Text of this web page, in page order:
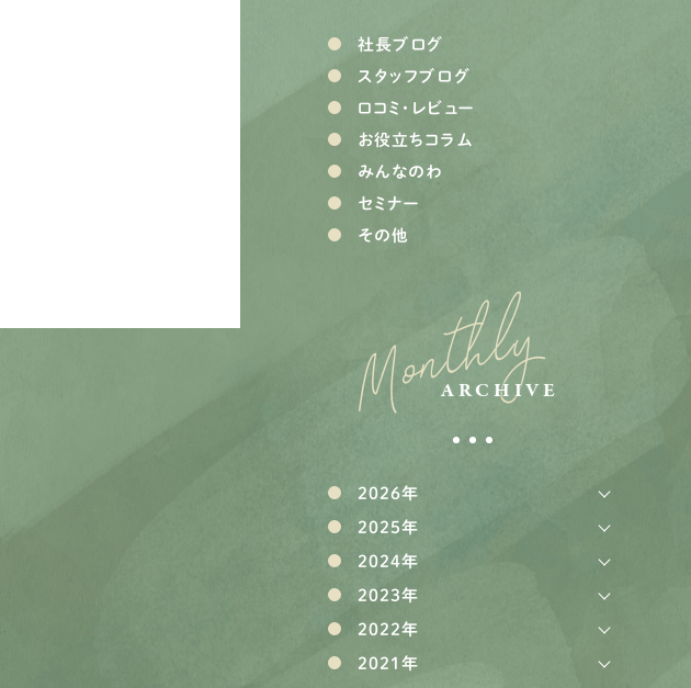
社長ブログ
スタッフブログ
口コミ・レビュー
お役立ちコラム
みんなのわ
セミナー
その他
Monthly
ARCHIVE
2026年
2025年
2024年
2023年
2022年
2021年